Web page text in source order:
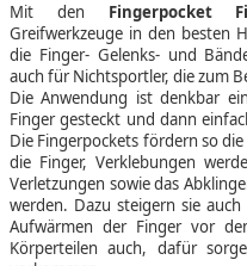
Mit den Fingerpocket
Greifwerkzeuge in den besten
die Finger- Gelenks- und
auch für Nichtsportler, die zum
Die Anwendung ist denkbar
Finger gesteckt und dann
Die Fingerpockets fördern so
die Finger, Verklebungen
Verletzungen sowie das
werden. Dazu steigern sie
Aufwärmen der Finger vor
Körperteilen auch, dafür